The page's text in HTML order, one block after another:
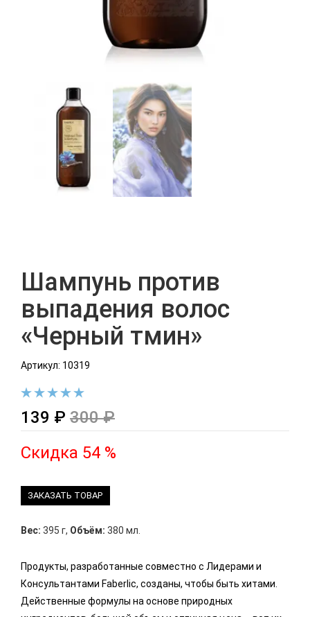
Шампунь против
выпадения волос
«Черный тмин»
Артикул: 10319
139 ₽ 300 ₽
Скидка 54 %
ЗАКАЗАТЬ ТОВАР
Вес: 395 г, Объём: 380 мл.
Продукты, разработанные совместно с Лидерами и
Консультантами Faberlic, созданы, чтобы быть хитами.
Действенные формулы на основе природных